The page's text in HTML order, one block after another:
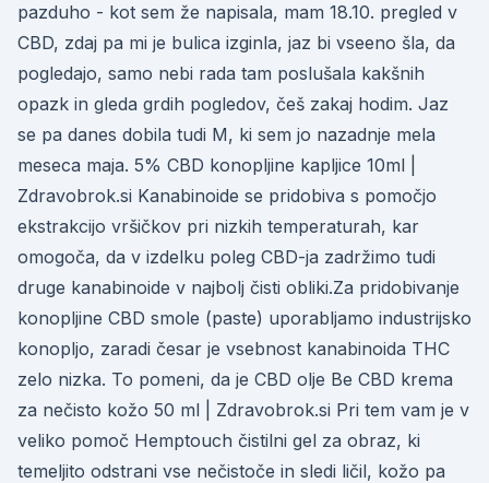
pazduho - kot sem že napisala, mam 18.10. pregled v
CBD, zdaj pa mi je bulica izginla, jaz bi vseeno šla, da
pogledajo, samo nebi rada tam poslušala kakšnih
opazk in gleda grdih pogledov, češ zakaj hodim. Jaz
se pa danes dobila tudi M, ki sem jo nazadnje mela
meseca maja. 5% CBD konopljine kapljice 10ml |
Zdravobrok.si Kanabinoide se pridobiva s pomočjo
ekstrakcijo vršičkov pri nizkih temperaturah, kar
omogoča, da v izdelku poleg CBD-ja zadržimo tudi
druge kanabinoide v najbolj čisti obliki.Za pridobivanje
konopljine CBD smole (paste) uporabljamo industrijsko
konopljo, zaradi česar je vsebnost kanabinoida THC
zelo nizka. To pomeni, da je CBD olje Be CBD krema
za nečisto kožo 50 ml | Zdravobrok.si Pri tem vam je v
veliko pomoč Hemptouch čistilni gel za obraz, ki
temeljito odstrani vse nečistoče in sledi ličil, kožo pa